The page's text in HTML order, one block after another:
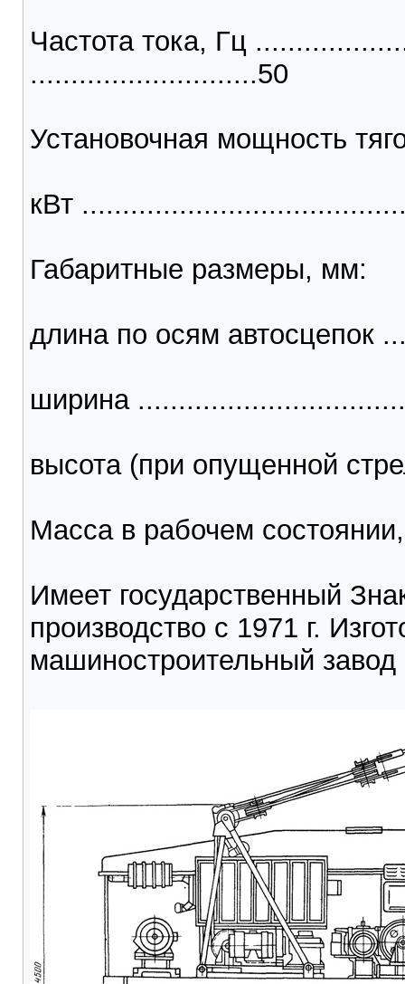
Частота тока, Гц
............................50
Установочная мощность
кВт
Габаритные размеры, мм:
длина по осям автосцепок
ширина
высота (при опущенной
Масса в рабочем
Имеет государственный
производство с 1971 г.
машиностроительный